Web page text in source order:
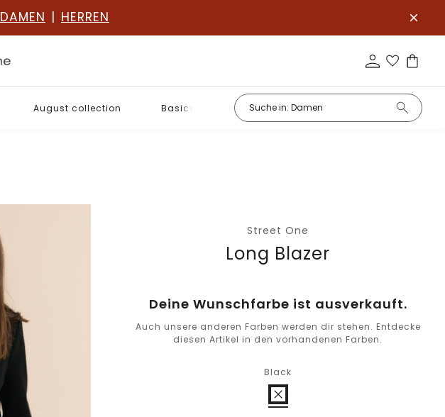
DAMEN | HERREN
August collection Basics
Street One
Long Blazer
Deine Wunschfarbe ist ausverkauft.
Auch unsere anderen Farben werden dir stehen. Entdecke
diesen Artikel in den vorhandenen Farben.
Black